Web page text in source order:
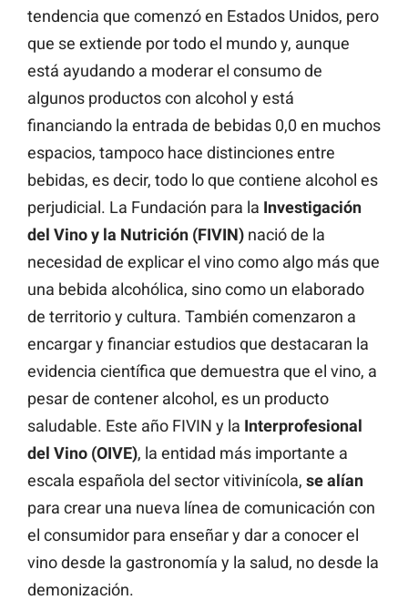
tendencia que comenzó en Estados Unidos, pero
que se extiende por todo el mundo y, aunque
está ayudando a moderar el consumo de
algunos productos con alcohol y está
financiando la entrada de bebidas 0,0 en muchos
espacios, tampoco hace distinciones entre
bebidas, es decir, todo lo que contiene alcohol es
perjudicial. La Fundación para la Investigación
del Vino y la Nutrición (FIVIN) nació de la
necesidad de explicar el vino como algo más que
una bebida alcohólica, sino como un elaborado
de territorio y cultura. También comenzaron a
encargar y financiar estudios que destacaran la
evidencia científica que demuestra que el vino, a
pesar de contener alcohol, es un producto
saludable. Este año FIVIN y la Interprofesional
del Vino (OIVE), la entidad más importante a
escala española del sector vitivinícola, se alían
para crear una nueva línea de comunicación con
el consumidor para enseñar y dar a conocer el
vino desde la gastronomía y la salud, no desde la
demonización.